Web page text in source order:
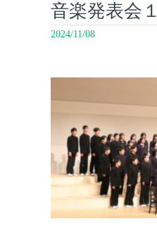
音楽発表会１
2024/11/08